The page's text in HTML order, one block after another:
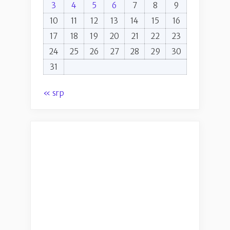
3
4 5 6 7 8
9
10
11 12 13 14 15
16
17
18 19 20 21 22
23
24
25 26 27 28 29
30
31
« srp